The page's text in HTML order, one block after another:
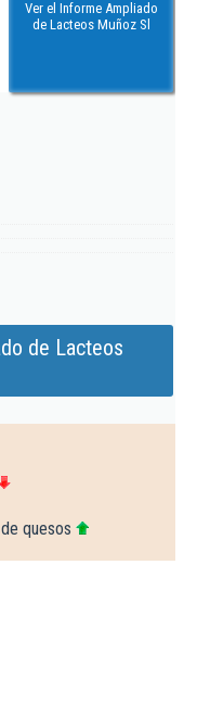
Ver el Informe Ampliado
de Lacteos Muñoz Sl
de Lacteos
quesos